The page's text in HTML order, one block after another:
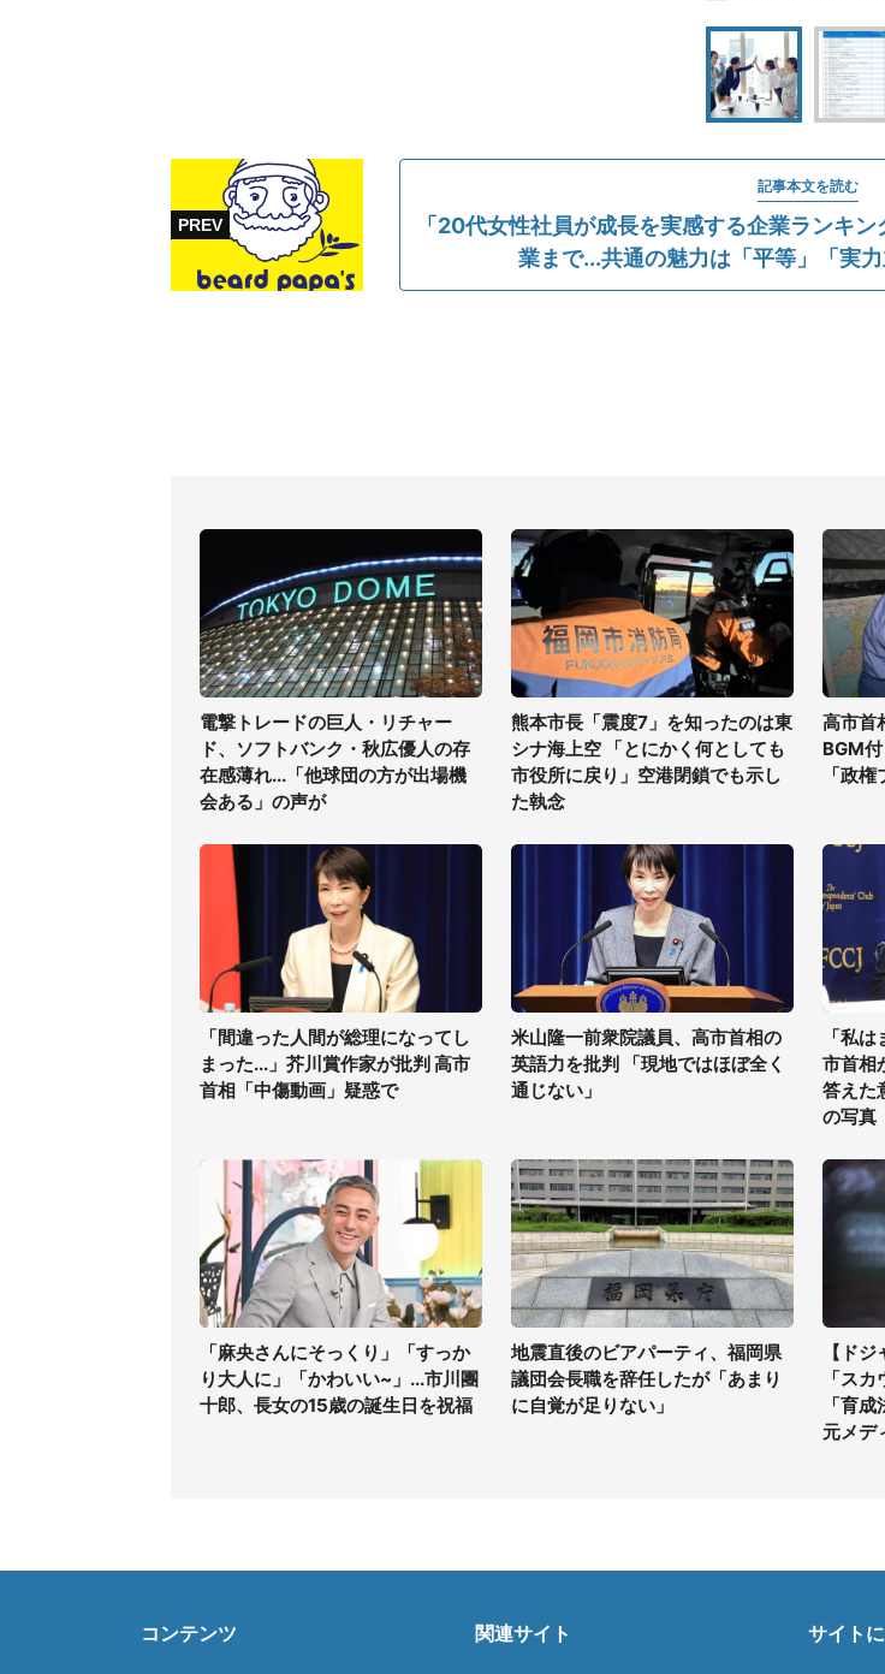
記事本文を読む
「20代女性社員が成長を実感する企業ランキ
業まで...共通の魅力は「平等」「実力
電撃トレードの巨人・リチャー
ド、ソフトバンク・秋広優人の存
在感薄れ...「他球団の方が出場機
会ある」の声が
熊本市長「震度7」を知ったのは東
シナ海上空 「とにかく何としても
市役所に戻り」空港閉鎖でも示し
た執念
高市首
BGM
「政
「間違った人間が総理になってし
まった...」芥川賞作家が批判 高市
首相「中傷動画」疑惑で
米山隆一前衆院議員、高市首相の
英語力を批判 「現地ではほぼ全く
通じない」
「私
市首相
答えた
の写真
「麻央さんにそっくり」「すっか
り大人に」「かわいい~」...市川團
十郎、長女の15歳の誕生日を祝福
地震直後のビアパーティ、福岡県
議団会長職を辞任したが「あまり
に自覚が足りない」
【ド
「ス
「育
元メデ
コンテンツ 関連サイト サイト